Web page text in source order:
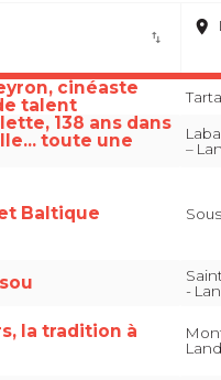
import_export
place
cinéaste
talent
138 ans dans
toute une
–
Baltique
-
la tradition à